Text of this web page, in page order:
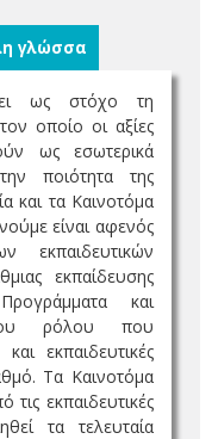
γλώσσα
ως στόχο τη
οποίο οι αξίες
ως εσωτερικά
ποιότητα της
και τα Καινοτόμα
είναι αφενός
εκπαιδευτικών
εκπαίδευσης
και
ρόλου που
εκπαιδευτικές
Τα Καινοτόμα
εκπαιδευτικές
τα τελευταία